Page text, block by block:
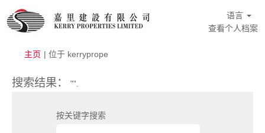
语言
查看个人档案
主页 | 位于 kerryprope
搜索结果： "".
按关键字搜索